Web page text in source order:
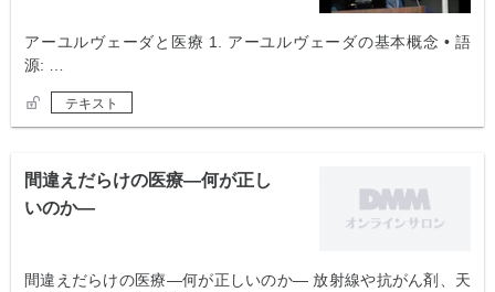
アーユルヴェーダと医療 1. アーユルヴェーダの基本概念 • 語
源: …
テキスト
間違えだらけの医療―何が正し
いのか―
間違えだらけの医療―何が正しいのか― 放射線や抗がん剤、天